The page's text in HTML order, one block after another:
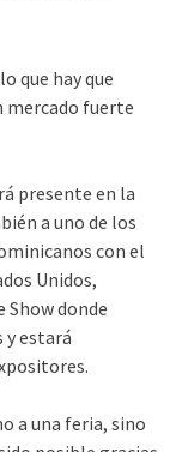
que hay que
mercado fuerte
presente en la
a uno de los
con el
Unidos,
Show donde
y estará
a una feria, sino